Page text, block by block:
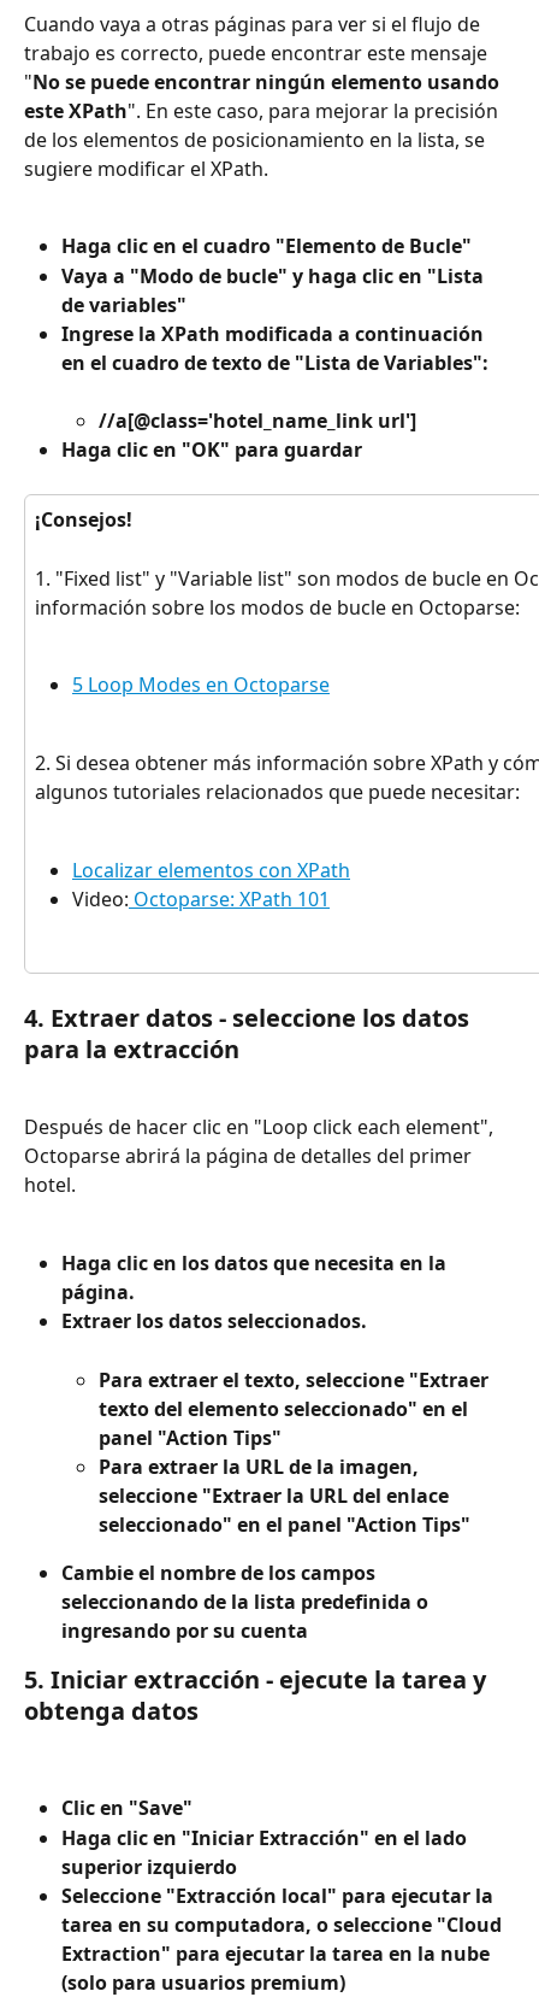
Cuando vaya a otras páginas para ver si el flujo de
trabajo es correcto, puede encontrar este mensaje
"No se puede encontrar ningún elemento usando
este XPath". En este caso, para mejorar la precisión
de los elementos de posicionamiento en la lista, se
sugiere modificar el XPath.
Haga clic en el cuadro "Elemento de Bucle"
Vaya a "Modo de bucle" y haga clic en "Lista
de variables"
Ingrese la XPath modificada a continuación
en el cuadro de texto de "Lista de Variables":
//a[@class='hotel_name_link url']
Haga clic en "OK" para guardar
¡Consejos!
1. "Fixed list" y "Variable list" son modos de bucle en
información sobre los modos de bucle en Octoparse:
5 Loop Modes en Octoparse
2. Si desea obtener más información sobre XPath y
algunos tutoriales relacionados que puede necesitar:
Localizar elementos con XPath
Video: Octoparse: XPath 101
4. Extraer datos - seleccione los datos
para la extracción
Después de hacer clic en "Loop click each element",
Octoparse abrirá la página de detalles del primer
hotel.
Haga clic en los datos que necesita en la
página.
Extraer los datos seleccionados.
Para extraer el texto, seleccione "Extraer
texto del elemento seleccionado" en el
panel "Action Tips"
Para extraer la URL de la imagen,
seleccione "Extraer la URL del enlace
seleccionado" en el panel "Action Tips"
Cambie el nombre de los campos
seleccionando de la lista predefinida o
ingresando por su cuenta
5. Iniciar extracción - ejecute la tarea y
obtenga datos
Clic en "Save"
Haga clic en "Iniciar Extracción" en el lado
superior izquierdo
Seleccione "Extracción local" para ejecutar la
tarea en su computadora, o seleccione "Cloud
Extraction" para ejecutar la tarea en la nube
(solo para usuarios premium)